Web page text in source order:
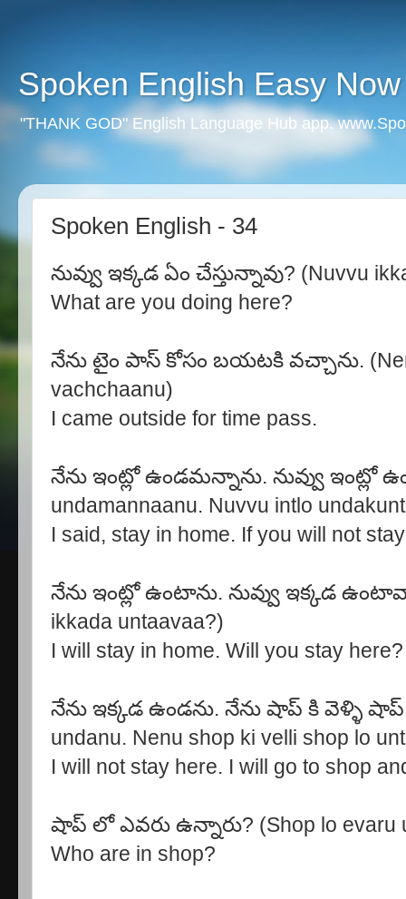
Spoken English Easy Now
"THANK GOD" English Language Hub app.
Spoken English - 34
నువ్వు ఇక్కడ ఏం చేస్తున్నావు? (Nuvvu
What are you doing here?
నేను టైం పాస్ కోసం బయటకి వచ్చాను.
vachchaanu)
I came outside for time pass.
నేను ఇంట్లో ఉండమన్నాను. నువ్వు ఇంట్లో
undamannaanu. Nuvvu intlo
I said, stay in home. If you will not
నేను ఇంట్లో ఉంటాను. నువ్వు ఇక్కడ
ikkada untaavaa?)
I will stay in home. Will you stay here?
నేను ఇక్కడ ఉండను. నేను షాప్ కి వెళ్ళి
undanu. Nenu shop ki velli shop lo
I will not stay here. I will go to shop
షాప్ లో ఎవరు ఉన్నారు? (Shop lo evaru
Who are in shop?